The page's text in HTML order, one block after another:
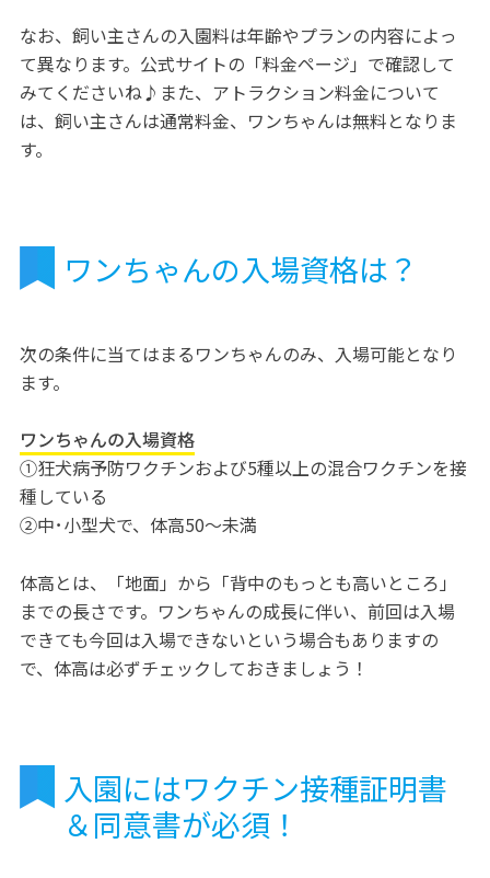
なお、飼い主さんの入園料は年齢やプランの内容によっ
て異なります。公式サイトの「料金ページ」で確認して
みてくださいね♪また、アトラクション料金について
は、飼い主さんは通常料金、ワンちゃんは無料となりま
す。
ワンちゃんの入場資格は？
次の条件に当てはまるワンちゃんのみ、入場可能となり
ます。
ワンちゃんの入場資格
①狂犬病予防ワクチンおよび5種以上の混合ワクチンを接
種している
②中･小型犬で、体高50～未満
体高とは、「地面」から「背中のもっとも高いところ」
までの長さです。ワンちゃんの成長に伴い、前回は入場
できても今回は入場できないという場合もありますの
で、体高は必ずチェックしておきましょう！
入園にはワクチン接種証明書
＆同意書が必須！